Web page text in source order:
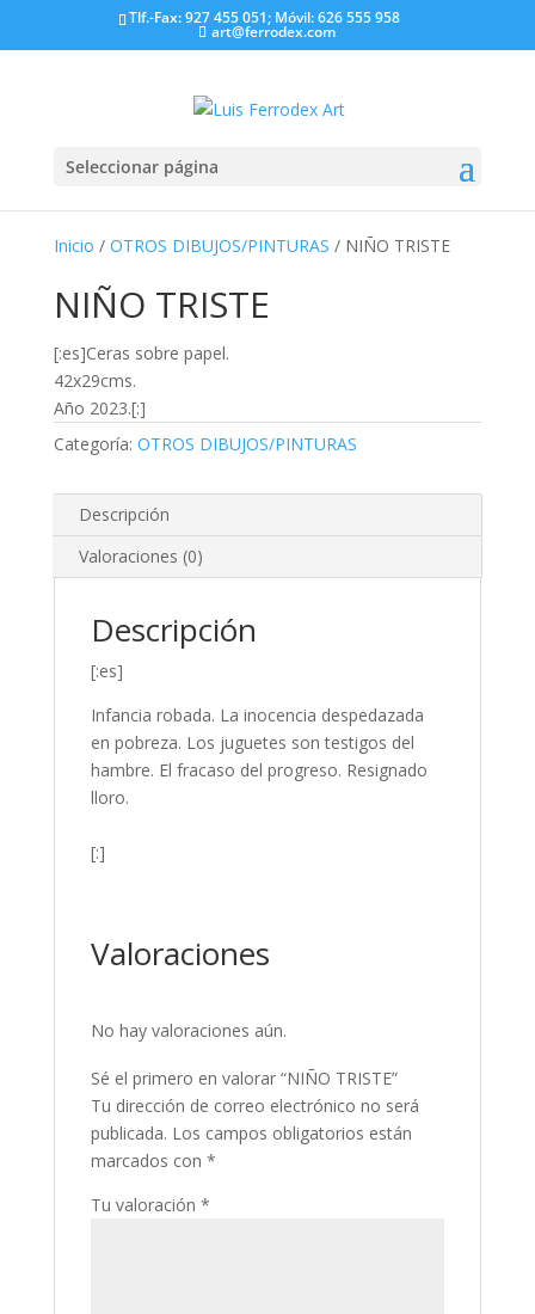
Tlf.-Fax: 927 455 051; Móvil: 626 555 958
art@ferrodex.com
Seleccionar página
Inicio / OTROS DIBUJOS/PINTURAS / NIÑO TRISTE
NIÑO TRISTE
[:es]Ceras sobre papel.
42x29cms.
Año 2023.[:]
Categoría: OTROS DIBUJOS/PINTURAS
Descripción
Valoraciones (0)
Descripción
[:es]
Infancia robada. La inocencia despedazada
en pobreza. Los juguetes son testigos del
hambre. El fracaso del progreso. Resignado
lloro.
[:]
Valoraciones
No hay valoraciones aún.
Sé el primero en valorar “NIÑO TRISTE”
Tu dirección de correo electrónico no será
publicada. Los campos obligatorios están
marcados con *
Tu valoración *